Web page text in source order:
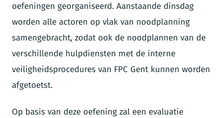
oefeningen georganiseerd. Aanstaande dinsdag
worden alle actoren op vlak van noodplanning
samengebracht, zodat ook de noodplannen van de
verschillende hulpdiensten met de interne
veiligheidsprocedures van FPC Gent kunnen worden
afgetoetst.
Op basis van deze oefening zal een evaluatie